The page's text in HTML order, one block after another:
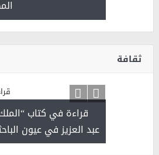
ثقافة
قراءة في كتاب
عبد العزيز في عيون